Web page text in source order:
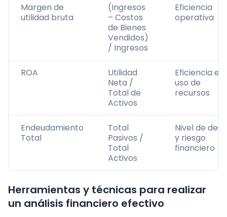
Margen de
utilidad bruta
(Ingresos
– Costos
de Bienes
Vendidos)
/ Ingresos
Eficiencia
operativa
ROA
Utilidad
Neta /
Total de
Activos
Eficiencia en
uso de
recursos
Endeudamiento
Total
Total
Pasivos /
Total
Activos
Nivel de
y riesgo
financiero
Herramientas y técnicas para realizar
un análisis financiero efectivo